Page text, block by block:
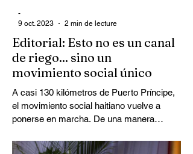
Editorial: Esto no es un canal
de riego... sino un
movimiento social único
A casi 130 kilómetros de Puerto Príncipe,
el movimiento social haitiano vuelve a
ponerse en marcha. De una manera
-
9 oct. 2023
2 min de lecture